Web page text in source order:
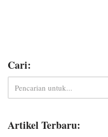
Cari:
Artikel Terbaru: